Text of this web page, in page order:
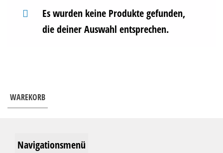
Es wurden keine Produkte gefunden,
die deiner Auswahl entsprechen.
WAREKORB
Navigationsmenü